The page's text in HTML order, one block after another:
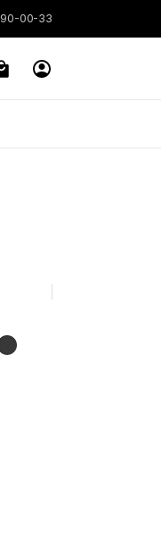
90-00-33